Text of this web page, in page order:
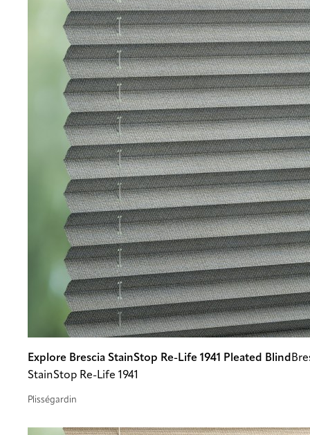
Explore Brescia StainStop Re-Life 1941 Pleated Blind
StainStop Re-Life 1941
Plisségardin